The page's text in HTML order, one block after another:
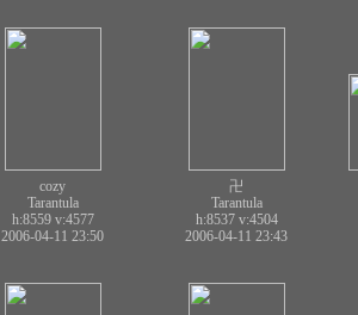
cozy
Tarantula
h:8559 v:4577
2006-04-11 23:50
卍
Tarantula
h:8537 v:4504
2006-04-11 23:43